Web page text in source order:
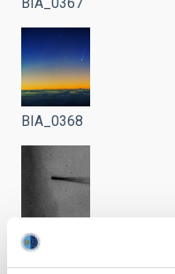
BIA_0367
BIA_0368
BIA_0369